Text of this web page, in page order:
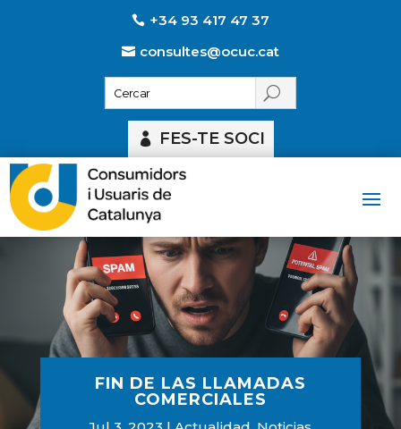
+34 93 417 47 37
consultes@ocuc.cat
FES-TE SOCI
FIN DE LAS LLAMADAS
COMERCIALES